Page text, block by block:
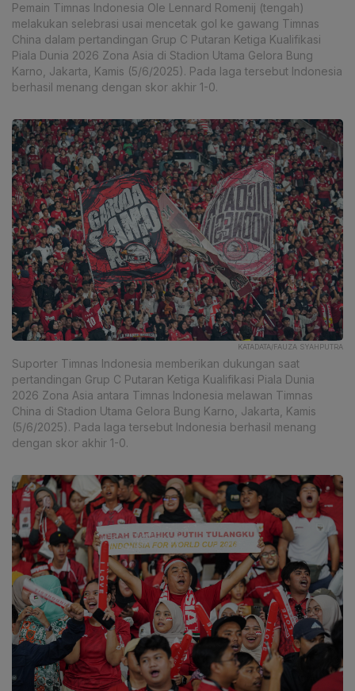
Pemain Timnas Indonesia Ole Lennard Romenij (tengah)
melakukan selebrasi usai mencetak gol ke gawang Timnas
China dalam pertandingan Grup C Putaran Ketiga Kualifikasi
Piala Dunia 2026 Zona Asia di Stadion Utama Gelora Bung
Karno, Jakarta, Kamis (5/6/2025). Pada laga tersebut Indonesia
berhasil menang dengan skor akhir 1-0.
KATADATA/FAUZA SYAHPUTRA
Suporter Timnas Indonesia memberikan dukungan saat
pertandingan Grup C Putaran Ketiga Kualifikasi Piala Dunia
2026 Zona Asia antara Timnas Indonesia melawan Timnas
China di Stadion Utama Gelora Bung Karno, Jakarta, Kamis
(5/6/2025). Pada laga tersebut Indonesia berhasil menang
dengan skor akhir 1-0.